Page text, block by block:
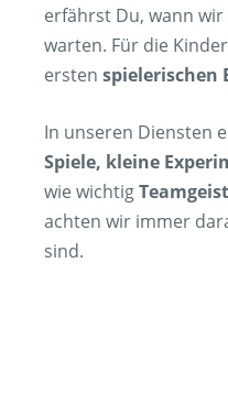
erfährst Du, wann
warten. Für die
ersten spielerischen
In unseren Diensten
Spiele, kleine
wie wichtigTeamgeist
achten wir immer
sind.